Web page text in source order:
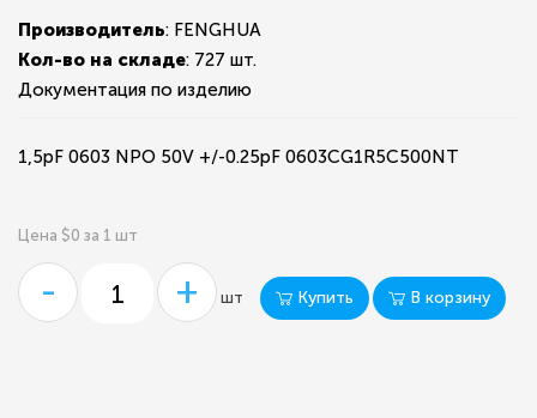
Производитель: FENGHUA
Кол-во на складе: 727 шт.
Документация по изделию
1,5pF 0603 NPO 50V +/-0.25pF 0603CG1R5C500NT
Цена $0 за 1 шт
- + шт Купить В корзину